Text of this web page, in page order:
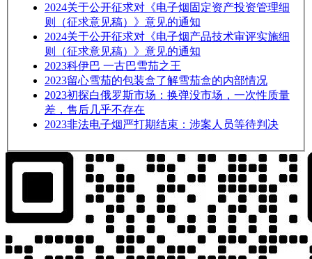
2024关于公开征求对《电子烟固定资产投资管理细
则（征求意见稿）》意见的通知
2024关于公开征求对《电子烟产品技术审评实施细
则（征求意见稿）》意见的通知
2023科伊巴 一古巴雪茄之王
2023留心雪茄的包装盒了解雪茄盒的内部情况
2023初探白俄罗斯市场：换弹没市场，一次性质量
差，售后几乎不存在
2023非法电子烟严打期结束：涉案人员等待判决